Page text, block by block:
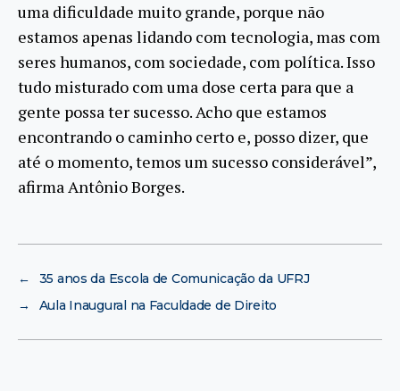
uma dificuldade muito grande, porque não
estamos apenas lidando com tecnologia, mas com
seres humanos, com sociedade, com política. Isso
tudo misturado com uma dose certa para que a
gente possa ter sucesso. Acho que estamos
encontrando o caminho certo e, posso dizer, que
até o momento, temos um sucesso considerável”,
afirma Antônio Borges.
←
35 anos da Escola de Comunicação da UFRJ
→
Aula Inaugural na Faculdade de Direito